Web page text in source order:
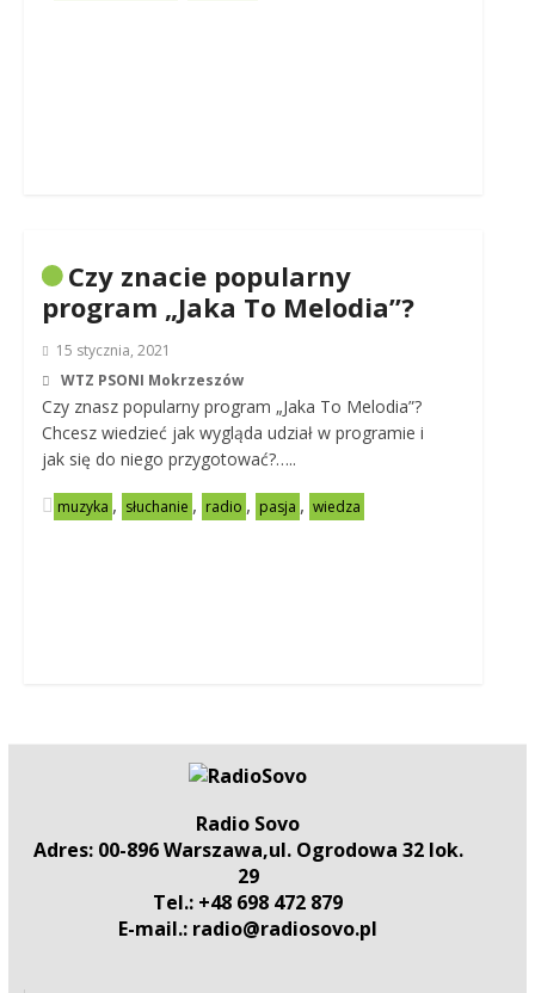
Czy znacie popularny
program „Jaka To Melodia”?
15 stycznia, 2021
WTZ PSONI Mokrzeszów
Czy znasz popularny program „Jaka To Melodia”?
Chcesz wiedzieć jak wygląda udział w programie i
jak się do niego przygotować?…..
muzyka , słuchanie , radio , pasja , wiedza
Radio Sovo
Adres: 00-896 Warszawa,ul. Ogrodowa 32 lok.
29
Tel.: +48 698 472 879
E-mail.: radio@radiosovo.pl